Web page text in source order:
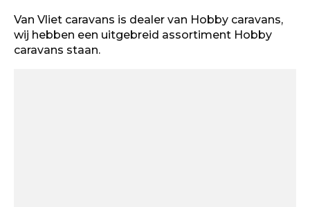
Van Vliet caravans is dealer van Hobby caravans,
wij hebben een uitgebreid assortiment Hobby
caravans staan.